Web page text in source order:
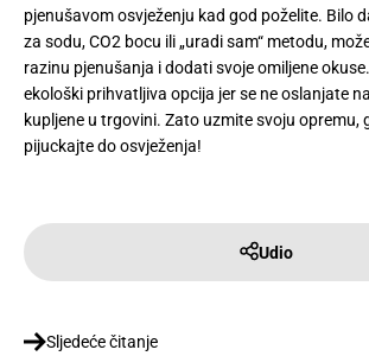
pjenušavom osvježenju kad god poželite. Bilo
za sodu, CO2 bocu ili „uradi sam“ metodu,
razinu pjenušanja i dodati svoje omiljene
ekološki prihvatljiva opcija jer se ne oslanjate
kupljene u trgovini. Zato uzmite svoju opremu,
pijuckajte do osvježenja!
Udio
Sljedeće čitanje